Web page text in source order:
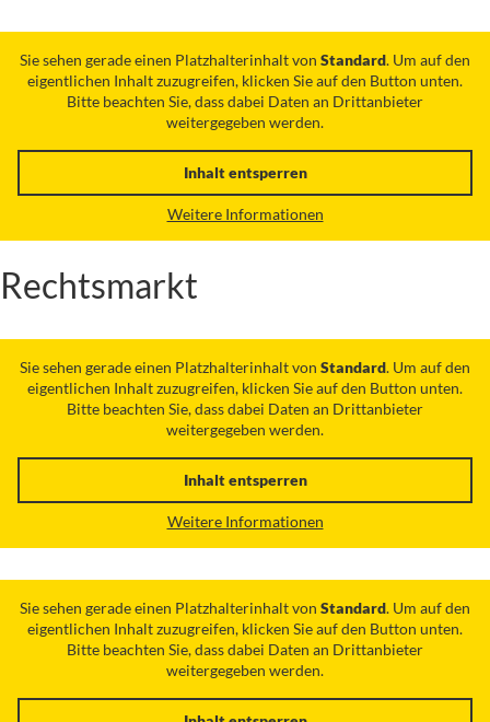
Sie sehen gerade einen Platzhalterinhalt von Standard. Um auf den
eigentlichen Inhalt zuzugreifen, klicken Sie auf den Button unten.
Bitte beachten Sie, dass dabei Daten an Drittanbieter
weitergegeben werden.
Inhalt entsperren
Weitere Informationen
Rechtsmarkt
Sie sehen gerade einen Platzhalterinhalt von Standard. Um auf den
eigentlichen Inhalt zuzugreifen, klicken Sie auf den Button unten.
Bitte beachten Sie, dass dabei Daten an Drittanbieter
weitergegeben werden.
Inhalt entsperren
Weitere Informationen
Sie sehen gerade einen Platzhalterinhalt von Standard. Um auf den
eigentlichen Inhalt zuzugreifen, klicken Sie auf den Button unten.
Bitte beachten Sie, dass dabei Daten an Drittanbieter
weitergegeben werden.